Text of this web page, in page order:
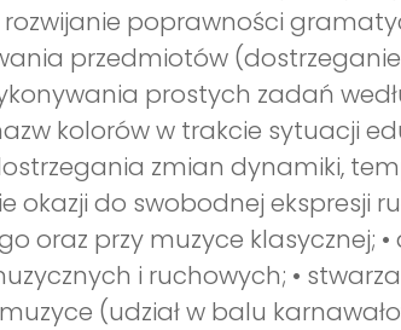
poprawności
przedmiotów
prostych zadań
kolorów w trakcie sytuacji
zmian dynamiki,
okazji do swobodnej ekspresji
oraz przy muzyce klasycznej;
i ruchowych; •
(udział w balu